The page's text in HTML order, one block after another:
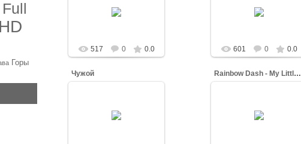
Full
HD
Горы
517 0 0.0 601 0 0.0
Чужой Rainbow Dash - My Little Pony Friendship is Magic